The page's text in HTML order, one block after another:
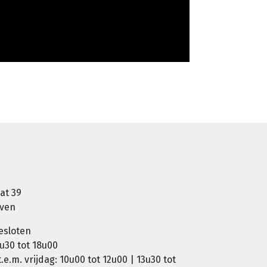
39
tot 18u00
vrijdag: 10u00 tot 12u00 | 13u30 tot